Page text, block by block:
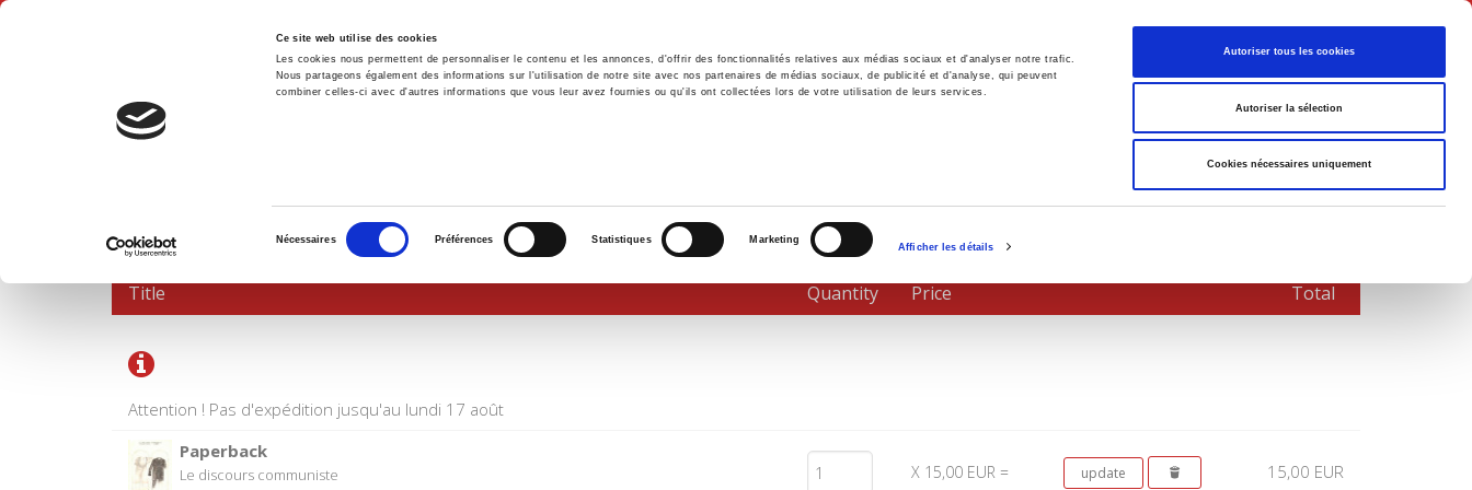
Ce site web utilise des cookies
Les cookies nous permettent de personnaliser le contenu et les annonces, d'offrir des fonctionnalités relatives aux médias sociaux et d'analyser notre trafic.
Nous partageons également des informations sur l'utilisation de notre site avec nos partenaires de médias sociaux, de publicité et d'analyse, qui peuvent
combiner celles-ci avec d'autres informations que vous leur avez fournies ou qu'ils ont collectées lors de votre utilisation de leurs services.
consentement
Nécessaires Préférences Statistiques Marketing
Afficher les détails
Autoriser tous les cookies
Autoriser la sélection
Cookies nécessaires uniquement
English
Home Environment History International Politics
SHOPPING CART
Attention ! Pas d'expédition jusqu'au lundi 17 août
Title Quantity Price Total
Paperback
Le discours communiste X 15,00 EUR = 15,00 EUR